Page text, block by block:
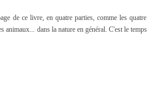
de ce livre, en quatre parties, comme les
animaux... dans la nature en général. C'est le